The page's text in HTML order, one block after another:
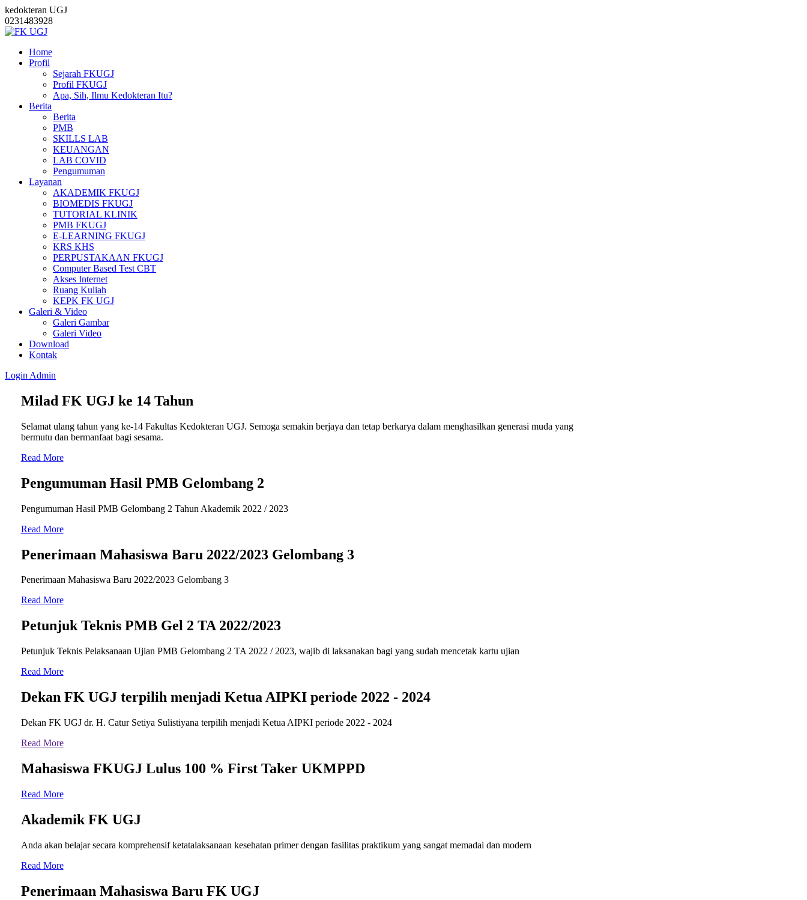
kedokteran UGJ
0231483928
Home
Profil
Sejarah FKUGJ
Profil FKUGJ
Apa, Sih, Ilmu Kedokteran Itu?
Berita
Berita
PMB
SKILLS LAB
KEUANGAN
LAB COVID
Pengumuman
Layanan
AKADEMIK FKUGJ
BIOMEDIS FKUGJ
TUTORIAL KLINIK
PMB FKUGJ
E-LEARNING FKUGJ
KRS KHS
PERPUSTAKAAN FKUGJ
Computer Based Test CBT
Akses Internet
Ruang Kuliah
KEPK FK UGJ
Galeri & Video
Galeri Gambar
Galeri Video
Download
Kontak
Login Admin
Milad FK UGJ ke 14 Tahun
Selamat ulang tahun yang ke-14 Fakultas Kedokteran UGJ. Semoga semakin berjaya dan tetap berkarya dalam menghasilkan generasi muda yang
bermutu dan bermanfaat bagi sesama.
Read More
Pengumuman Hasil PMB Gelombang 2
Pengumuman Hasil PMB Gelombang 2 Tahun Akademik 2022 / 2023
Read More
Penerimaan Mahasiswa Baru 2022/2023 Gelombang 3
Penerimaan Mahasiswa Baru 2022/2023 Gelombang 3
Read More
Petunjuk Teknis PMB Gel 2 TA 2022/2023
Petunjuk Teknis Pelaksanaan Ujian PMB Gelombang 2 TA 2022 / 2023, wajib di laksanakan bagi yang sudah mencetak kartu ujian
Read More
Dekan FK UGJ terpilih menjadi Ketua AIPKI periode 2022 - 2024
Dekan FK UGJ dr. H. Catur Setiya Sulistiyana terpilih menjadi Ketua AIPKI periode 2022 - 2024
Read More
Mahasiswa FKUGJ Lulus 100 % First Taker UKMPPD
Read More
Akademik FK UGJ
Anda akan belajar secara komprehensif ketatalaksanaan kesehatan primer dengan fasilitas praktikum yang sangat memadai dan modern
Read More
Penerimaan Mahasiswa Baru FK UGJ